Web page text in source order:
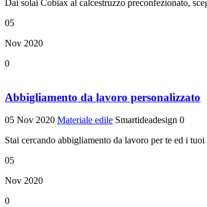
Dai solai Cobiax al calcestruzzo preconfezionato,
05
Nov 2020
0
Abbigliamento da lavoro personalizzato
05 Nov 2020 Materiale edile Smartideadesign 0
Stai cercando abbigliamento da lavoro per te ed i
05
Nov 2020
0